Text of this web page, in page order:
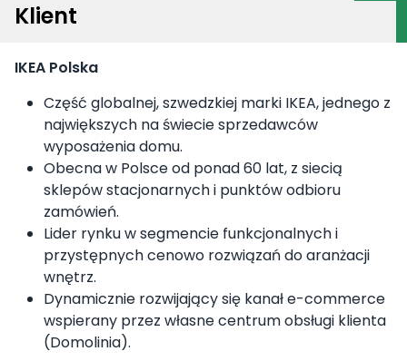
Klient
IKEA Polska
Część globalnej, szwedzkiej marki IKEA, jednego z
największych na świecie sprzedawców
wyposażenia domu.
Obecna w Polsce od ponad 60 lat, z siecią
sklepów stacjonarnych i punktów odbioru
zamówień.
Lider rynku w segmencie funkcjonalnych i
przystępnych cenowo rozwiązań do aranżacji
wnętrz.
Dynamicznie rozwijający się kanał e-commerce
wspierany przez własne centrum obsługi klienta
(Domolinia).